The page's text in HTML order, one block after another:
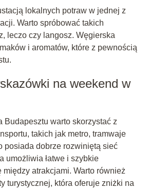
lokalnych potraw w jednej z
Warto spróbować takich
leczo czy langosz. Węgierska
i aromatów, które z pewnością
na weekend w
Budapesztu warto skorzystać z
takich jak metro, tramwaje
posiada dobrze rozwiniętą sieć
umożliwia łatwe i szybkie
między atrakcjami. Warto również
turystycznej, która oferuje zniżki na